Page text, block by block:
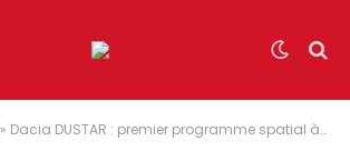
» Dacia DUSTAR : premier programme spatial à petit budget au monde